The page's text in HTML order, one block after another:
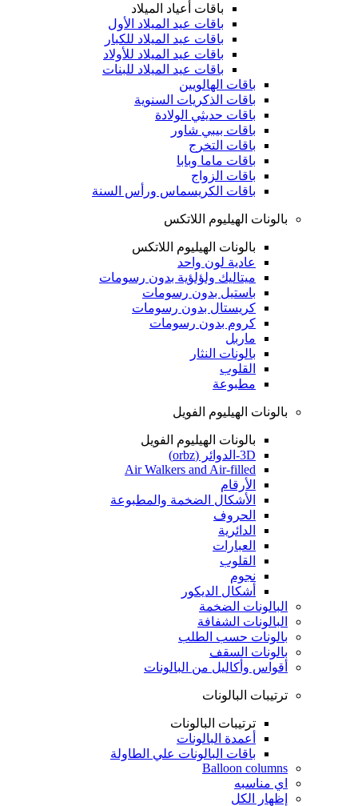
باقات أعياد الميلاد
باقات عيد الميلاد الأول
باقات عيد الميلاد للكبار
باقات عيد الميلاد للأولاد
باقات عيد الميلاد للبنات
باقات الهالويين
باقات الذكريات السنوية
باقات حديثي الولادة
باقات بيبي شاور
باقات التخرج
باقات ماما وبابا
باقات الزواج
باقات الكريسماس ورأس السنة
بالونات الهيليوم اللاتكس
بالونات الهيليوم اللاتكس
عادية لون واحد
ميتاليك ولؤلؤية بدون رسومات
باستيل بدون رسومات
كريستال بدون رسومات
كروم بدون رسومات
ماربل
بالونات النثار
القلوب
مطبوعة
بالونات الهيليوم الفويل
بالونات الهيليوم الفويل
3D-الدوائر (orbz)
Air Walkers and Air-filled
الأرقام
الأشكال الضخمة والمطبوعة
الحروف
الدائرية
العبارات
القلوب
نجوم
أشكال الديكور
البالونات الضخمة
البالونات الشفافة
بالونات حسب الطلب
بالونات السقف
أقواس وأكاليل من البالونات
ترتيبات البالونات
ترتيبات البالونات
أعمدة البالونات
باقات البالونات علي الطاولة
Balloon columns
اي مناسبه
إظهار الكل